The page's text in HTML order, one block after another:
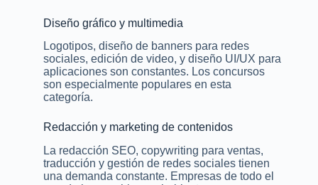
Diseño gráfico y multimedia
Logotipos, diseño de banners para redes
sociales, edición de video, y diseño UI/UX para
aplicaciones son constantes. Los concursos
son especialmente populares en esta
categoría.
Redacción y marketing de contenidos
La redacción SEO, copywriting para ventas,
traducción y gestión de redes sociales tienen
una demanda constante. Empresas de todo el